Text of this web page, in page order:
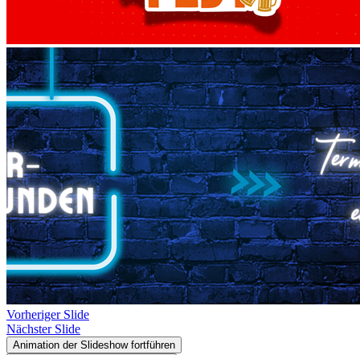
Vorheriger Slide
Nächster Slide
Animation der Slideshow fortführen